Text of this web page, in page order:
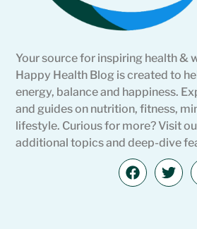
Your source for inspiring health &
Happy Health Blog is created to
energy, balance and happiness.
and guides on nutrition, fitness,
lifestyle. Curious for more? Visit
additional topics and deep-dive